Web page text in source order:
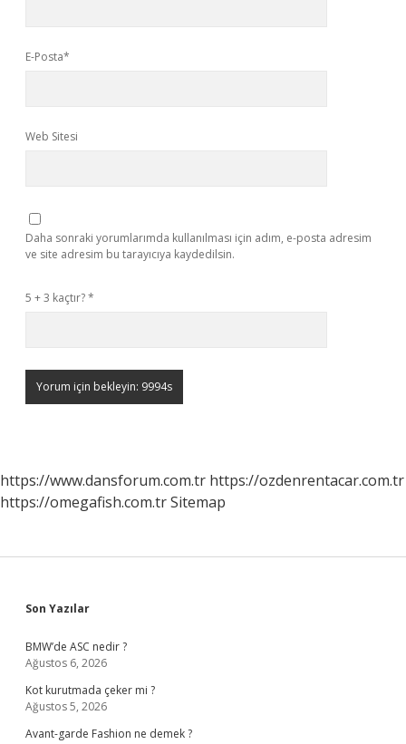
E-Posta*
Web Sitesi
Daha sonraki yorumlarımda kullanılması için adım, e-posta adresim
ve site adresim bu tarayıcıya kaydedilsin.
5 + 3 kaçtır?*
https://www.dansforum.com.tr https://ozdenrentacar.com.tr
https://omegafish.com.trSitemap
Sidebar
Son Yazılar
BMW’de ASC nedir ?
Ağustos 6, 2026
Kot kurutmada çeker mi ?
Ağustos 5, 2026
Avant-garde Fashion ne demek ?